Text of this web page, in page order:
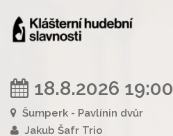
18.8.2026 19:00
Šumperk - Pavlínin dvůr
Jakub Šafr Trio